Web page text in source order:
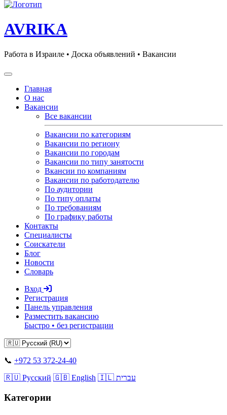
AVRIKA
Работа в Израиле • Доска объявлений • Вакансии
Главная
О нас
Вакансии
Все вакансии
Вакансии по категориям
Вакансии по региону
Вакансии по городам
Вакансии по типу занятости
Вкансии по компаниям
Вакансии по работодателю
По аудитории
По типу оплаты
По требованиям
По графику работы
Контакты
Специалисты
Соискатели
Блог
Новости
Словарь
Вход
Регистрация
Панель управления
Разместить вакансию
Быстро • без регистрации
📞 +972 53 372-24-40
🇷🇺 Русский 🇬🇧 English 🇮🇱 עברית
Категории